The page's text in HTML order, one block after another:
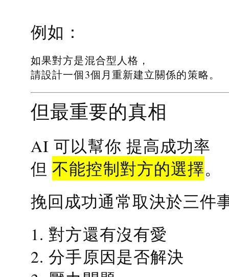
例如：
如果對方是混合型人格，
請設計一個3個月重新建立關係的策略。
但最重要的真相
AI 可以幫你 提高成功率
但不能控制對方的選擇。
挽回成功通常取決於三件
1. 對方還有沒有愛
2. 分手原因是否解決